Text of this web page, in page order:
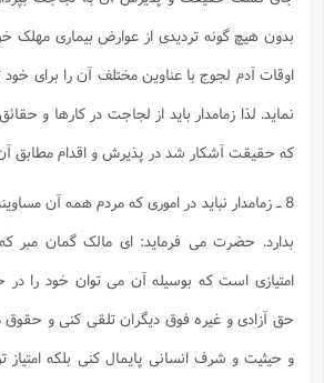
بدون هیچ گونه تردیدى از عوارض بیمارى مهلک
اوقات آدم لجوج با عناوین مختلف آن را براى
نماید. لذا زمامدار باید از لجاجت در کارها و
که حقیقت آشکار شد در پذیرش و اقدام مطابق
8 ـ زمامدار نباید در امورى که مردم همه آن
بدارد. حضرت مى فرماید: اى مالک گمان مبر که
امتیازى است که بوسیله آن مى توان خود را
حق آزادى و غیره فوق دیگران تلقى کنى و حقوق
و حیثیت و شرف انسانى پایمال کنى بلکه امتیاز